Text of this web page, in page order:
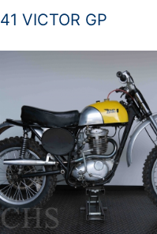
VICTOR GP